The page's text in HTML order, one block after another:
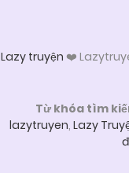
Lazy truyện ❤️
Từ khóa tìm
lazytruyen, Lazy